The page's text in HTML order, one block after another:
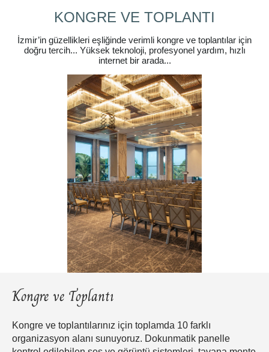
KONGRE VE TOPLANTI
İzmir’in güzellikleri eşliğinde verimli kongre ve toplantılar için
doğru tercih... Yüksek teknoloji, profesyonel yardım, hızlı
internet bir arada...
Kongre ve Toplantı
Kongre ve toplantılarınız için toplamda 10 farklı
organizasyon alanı sunuyoruz. Dokunmatik panelle